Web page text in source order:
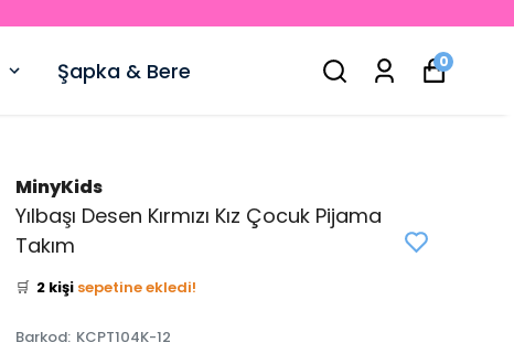
Şapka & Bere 0
MinyKids
Yılbaşı Desen Kırmızı Kız Çocuk Pijama
Takım
👀 Şu an
🛒 2 kişi sepetine ekledi!
Barkod: KCPT104K-12